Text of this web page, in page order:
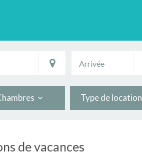
Type de location
de vacances